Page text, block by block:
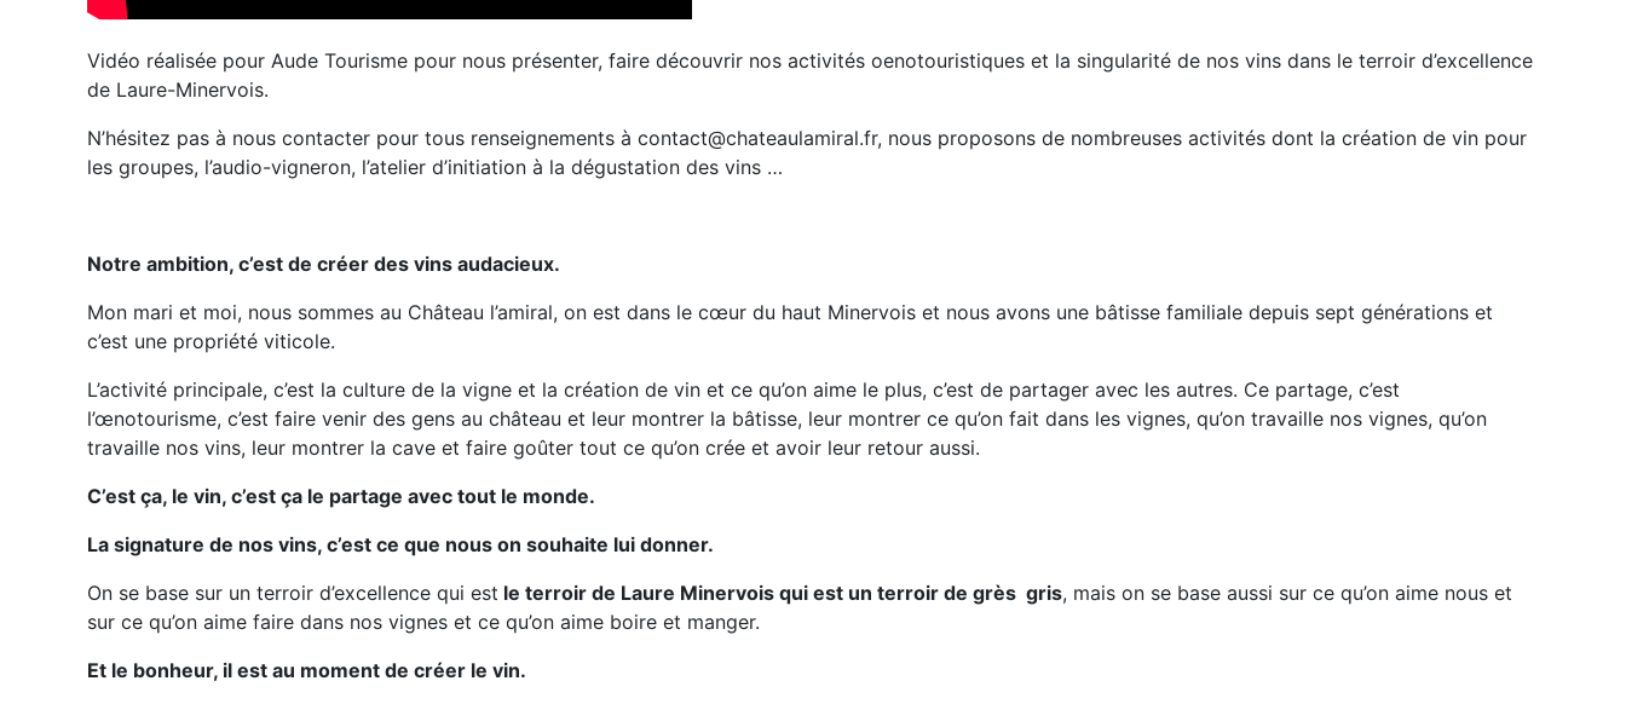
Vidéo réalisée pour Aude Tourisme pour nous présenter, faire découvrir nos activités oenotouristiques et la singularité de nos vins dans le terroir d’excellence
de Laure-Minervois.
N’hésitez pas à nous contacter pour tous renseignements à contact@chateaulamiral.fr, nous proposons de nombreuses activités dont la création de vin pour
les groupes, l’audio-vigneron, l’atelier d’initiation à la dégustation des vins …
Notre ambition, c’est de créer des vins audacieux.
Mon mari et moi, nous sommes au Château l’amiral, on est dans le cœur du haut Minervois et nous avons une bâtisse familiale depuis sept générations et
c’est une propriété viticole.
L’activité principale, c’est la culture de la vigne et la création de vin et ce qu’on aime le plus, c’est de partager avec les autres. Ce partage, c’est
l’œnotourisme, c’est faire venir des gens au château et leur montrer la bâtisse, leur montrer ce qu’on fait dans les vignes, qu’on travaille nos vignes, qu’on
travaille nos vins, leur montrer la cave et faire goûter tout ce qu’on crée et avoir leur retour aussi.
C’est ça, le vin, c’est ça le partage avec tout le monde.
La signature de nos vins, c’est ce que nous on souhaite lui donner.
On se base sur un terroir d’excellence qui est le terroir de Laure Minervois qui est un terroir de grès gris, mais on se base aussi sur ce qu’on aime nous et
sur ce qu’on aime faire dans nos vignes et ce qu’on aime boire et manger.
Et le bonheur, il est au moment de créer le vin.